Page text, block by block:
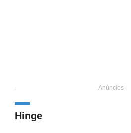
Anúncios
Hinge